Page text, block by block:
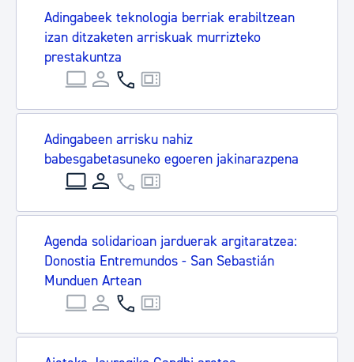
Adingabeek teknologia berriak erabiltzean
izan ditzaketen arriskuak murrizteko
prestakuntza
Adingabeen arrisku nahiz
babesgabetasuneko egoeren jakinarazpena
Agenda solidarioan jarduerak argitaratzea:
Donostia Entremundos - San Sebastián
Munduen Artean